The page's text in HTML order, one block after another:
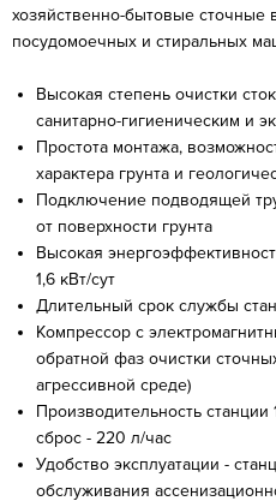
хозяйственно-бытовые сточные
посудомоечных и стиральных
Высокая степень очистки
санитарно-гигиеническим и
Простота монтажа,
характера грунта и
Подключение подводящей
от поверхности грунта
Высокая
1,6 кВт/сут
Длительный срок службы
Компрессор с
обратной фаз очистки
агрессивной среде)
Производительность
сброс - 220 л/час
Удобство эксплуатации -
обслуживания